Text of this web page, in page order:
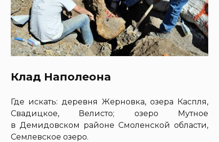
Клад Наполеона
Где искать: деревня Жерновка, озера Каспля,
Свадицкое, Велисто; озеро Мутное
в Демидовском районе Смоленской области,
Семлевское озеро.